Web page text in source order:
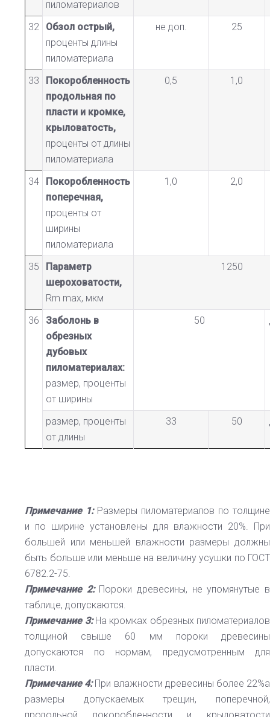
пиломатериалов
32
Обзол острый,
проценты длины
пиломатериала
не доп. 25
33
Покоробленность
продольная по
пласти и кромке,
крыловатость,
проценты от длины
пиломатериала
0,5 1,0
34
Покоробленность
поперечная,
проценты от
ширины
пиломатериала
1,0 2,0
35
Параметр
шероховатости,
Rm max, мкм
1250
36
Заболонь в
обрезных
дубовых
пиломатериалах:
размер, проценты
от ширины
50
размер, проценты
от длины
33 50
Примечание 1:Размеры пиломатериалов по толщине
и по ширине установлены для влажности 20%. При
большей или меньшей влажности размеры должны
быть больше или меньше на величину усушки по ГОСТ
6782.2-75.
Примечание 2:Пороки древесины, не упомянутые в
таблице, допускаются.
Примечание 3:На кромках обрезных пиломатериалов
толщиной свыше 60 мм пороки древесины
допускаются по нормам, предусмотренным для
пласти.
Примечание 4:При влажности древесины более 22%а
размеры допускаемых трещин, поперечной,